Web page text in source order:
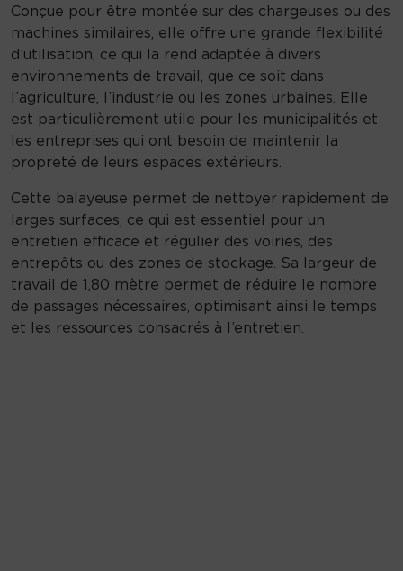
u
r
c
h
a
r
g
e
u
e
Conçue pour être montée sur des chargeuses ou des
machines similaires, elle offre une grande flexibilité
d’utilisation, ce qui la rend adaptée à divers
environnements de travail, que ce soit dans
l’agriculture, l’industrie ou les zones urbaines. Elle
est particulièrement utile pour les municipalités et
les entreprises qui ont besoin de maintenir la
propreté de leurs espaces extérieurs.
Cette balayeuse permet de nettoyer rapidement de
larges surfaces, ce qui est essentiel pour un
entretien efficace et régulier des voiries, des
entrepôts ou des zones de stockage. Sa largeur de
travail de 1,80 mètre permet de réduire le nombre
de passages nécessaires, optimisant ainsi le temps
et les ressources consacrés à l’entretien.